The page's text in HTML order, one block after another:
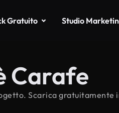
Gratuito Studio
Carafe
Scarica